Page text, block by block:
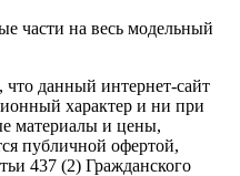
части на весь модельный
данный интернет-сайт
характер и ни при
материалы и цены,
публичной офертой,
437 (2) Гражданского